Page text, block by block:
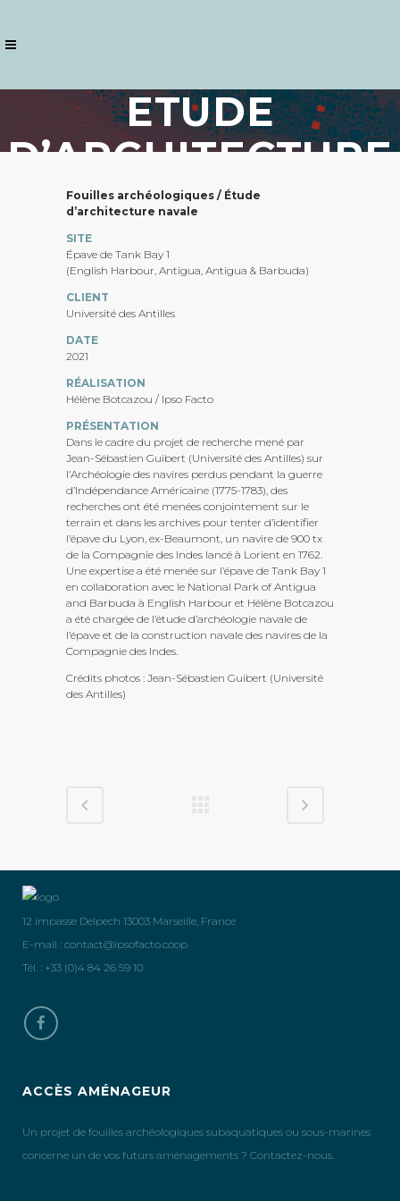
ETUDE
D’ARCHITECTURE
NAVALE DE
TANK BAY 1
(ANTIGUA) – 2021
Fouilles archéologiques / Étude
d’architecture navale
SITE
Épave de Tank Bay 1
(English Harbour, Antigua, Antigua & Barbuda)
CLIENT
Université des Antilles
DATE
2021
RÉALISATION
Hélène Botcazou / Ipso Facto
PRÉSENTATION
Dans le cadre du projet de recherche mené par
Jean-Sébastien Guibert (Université des Antilles) sur
l’Archéologie des navires perdus pendant la guerre
d’Indépendance Américaine (1775-1783), des
recherches ont été menées conjointement sur le
terrain et dans les archives pour tenter d’identifier
l’épave du Lyon, ex-Beaumont, un navire de 900 tx
de la Compagnie des Indes lancé à Lorient en 1762.
Une expertise a été menée sur l’épave de Tank Bay 1
en collaboration avec le National Park of Antigua
and Barbuda à English Harbour et Hélène Botcazou
a été chargée de l’étude d’archéologie navale de
l’épave et de la construction navale des navires de la
Compagnie des Indes.
Crédits photos : Jean-Sébastien Guibert (Université
des Antilles)
12 impasse Delpech 13003 Marseille, France
E-mail : contact@ipsofacto.coop
Tél. : +33 (0)4 84 26 59 10
ACCÈS AMÉNAGEUR
Un projet de fouilles archéologiques subaquatiques ou sous-marines
concerne un de vos futurs aménagements ? Contactez-nous.